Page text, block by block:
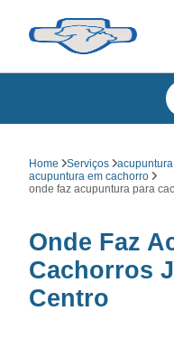
Home Serviços
acupuntura em cachorro
onde faz acupuntura para
Onde Faz
Cachorros
Centro